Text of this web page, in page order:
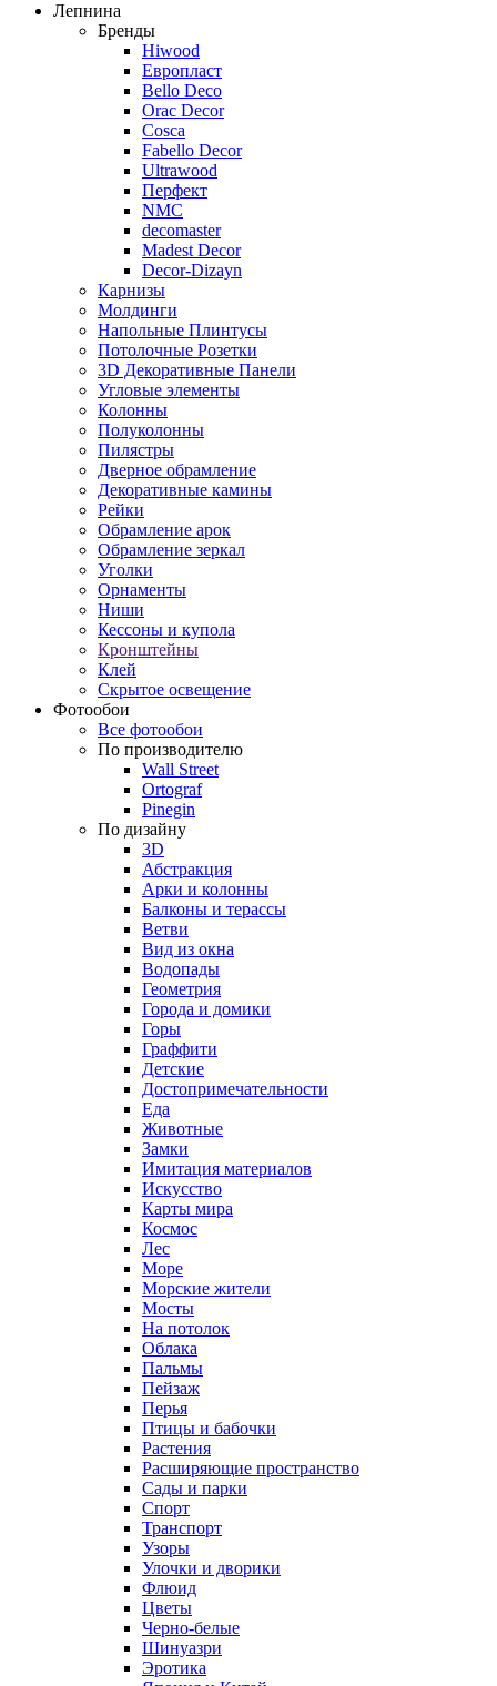
Лепнина
Бренды
Hiwood
Европласт
Bello Deco
Orac Decor
Cosca
Fabello Decor
Ultrawood
Перфект
NMC
decomaster
Madest Decor
Decor-Dizayn
Карнизы
Молдинги
Напольные Плинтусы
Потолочные Розетки
3D Декоративные Панели
Угловые элементы
Колонны
Полуколонны
Пилястры
Дверное обрамление
Декоративные камины
Рейки
Обрамление арок
Обрамление зеркал
Уголки
Орнаменты
Ниши
Кессоны и купола
Кронштейны
Клей
Скрытое освещение
Фотообои
Все фотообои
По производителю
Wall Street
Ortograf
Pinegin
По дизайну
3D
Абстракция
Арки и колонны
Балконы и терассы
Ветви
Вид из окна
Водопады
Геометрия
Города и домики
Горы
Граффити
Детские
Достопримечательности
Еда
Животные
Замки
Имитация материалов
Искусство
Карты мира
Космос
Лес
Море
Морские жители
Мосты
На потолок
Облака
Пальмы
Пейзаж
Перья
Птицы и бабочки
Растения
Расширяющие пространство
Сады и парки
Спорт
Транспорт
Узоры
Улочки и дворики
Флюид
Цветы
Черно-белые
Шинуазри
Эротика